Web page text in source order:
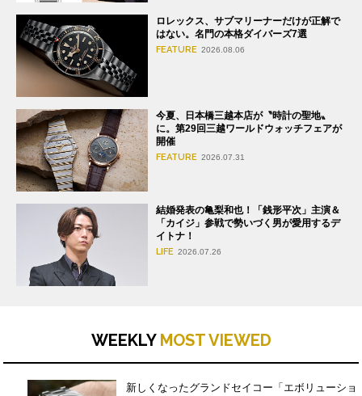
ロレックス、サブマリーナーだけが正解で
はない。名門の本格ダイバーズ7選
FEATURE 2026.08.06
今夏、日本橋三越本店が〝時計の聖地〟
に。第29回三越ワールドウォッチフェアが
開催
FEATURE 2026.07.31
結婚発表の亀梨和也！「銭形平次」主演＆
「カイジ」参戦で勢いづく男が愛用するデ
イトナ！
LIFE 2026.07.26
WEEKLY MOST VIEWED
新しくなったグランドセイコー「エボリューショ